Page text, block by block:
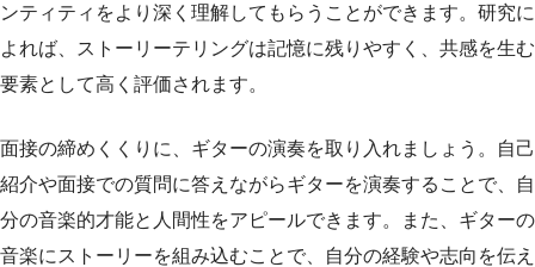
ンティティをより深く理解してもらうことができます。研究に
よれば、ストーリーテリングは記憶に残りやすく、共感を生む
要素として高く評価されます。
面接の締めくくりに、ギターの演奏を取り入れましょう。自己
紹介や面接での質問に答えながらギターを演奏することで、自
分の音楽的才能と人間性をアピールできます。また、ギターの
音楽にストーリーを組み込むことで、自分の経験や志向を伝え